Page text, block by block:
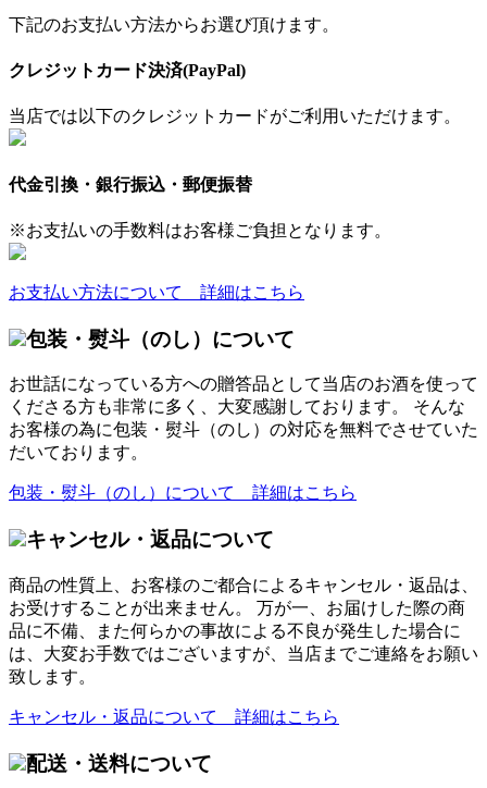
下記のお支払い方法からお選び頂けます。
クレジットカード決済(PayPal)
当店では以下のクレジットカードがご利用いただけます。
代金引換・銀行振込・郵便振替
※お支払いの手数料はお客様ご負担となります。
お支払い方法について 詳細はこちら
包装・熨斗（のし）について
お世話になっている方への贈答品として当店のお酒を使って
くださる方も非常に多く、大変感謝しております。 そんな
お客様の為に包装・熨斗（のし）の対応を無料でさせていた
だいております。
包装・熨斗（のし）について 詳細はこちら
キャンセル・返品について
商品の性質上、お客様のご都合によるキャンセル・返品は、
お受けすることが出来ません。 万が一、お届けした際の商
品に不備、また何らかの事故による不良が発生した場合に
は、大変お手数ではございますが、当店までご連絡をお願い
致します。
キャンセル・返品について 詳細はこちら
配送・送料について